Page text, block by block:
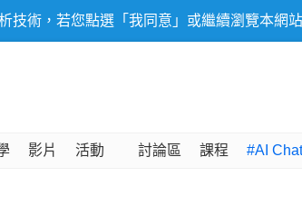
技術，若您點選「我同意」或繼續瀏覽本網
影片 活動 討論區 課程 #AI